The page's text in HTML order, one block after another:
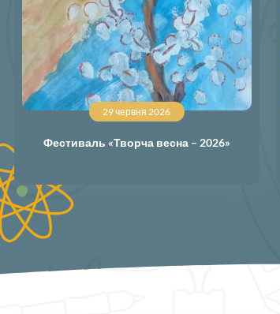
29 червня 2026
Фестиваль «Творча весна – 2026»